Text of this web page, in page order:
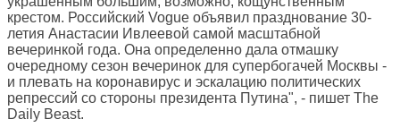
крестом. Российский Vogue объявил празднование 30-
летия Анастасии Ивлеевой самой масштабной
вечеринкой года. Она определенно дала отмашку
очередному сезон вечеринок для супербогачей Москвы -
и плевать на коронавирус и эскалацию политических
репрессий со стороны президента Путина", - пишет The
Daily Beast.